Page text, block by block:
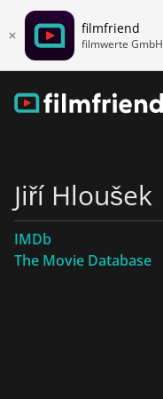
filmfriend
filmwerte GmbH
Jiří Hloušek
IMDb
The Movie Database